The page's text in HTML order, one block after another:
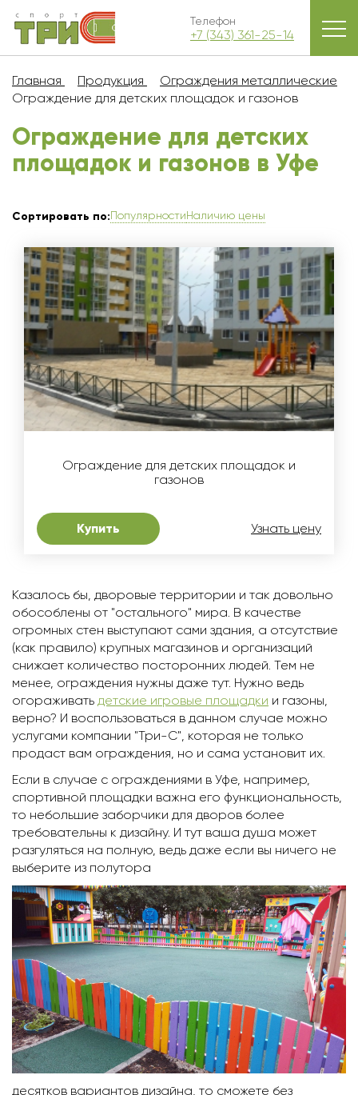
Телефон
+7 (343) 361-25-14
Главная Продукция
Ограждения металлические
Ограждение для детских площадок и газонов
Ограждение для детских
площадок и газонов в Уфe
Сортировать по:ПопулярностиНаличию цены
Ограждение для детских площадок и
газонов
Купить Узнать цену
Казалось бы, дворовые территории и так довольно
обособлены от "остального" мира. В качестве
огромных стен выступают сами здания, а отсутствие
(как правило) крупных магазинов и организаций
снижает количество посторонних людей. Тем не
менее, ограждения нужны даже тут. Нужно ведь
огораживать детские игровые площадки и газоны,
верно? И воспользоваться в данном случае можно
услугами компании "Три-С", которая не только
продаст вам ограждения, но и сама установит их.
Если в случае с ограждениями в Уфe, например,
спортивной площадки важна его функциональность,
то небольшие заборчики для дворов более
требовательны к дизайну. И тут ваша душа может
разгуляться на полную, ведь даже если вы ничего не
выберите из полутора
десятков вариантов дизайна, то сможете без